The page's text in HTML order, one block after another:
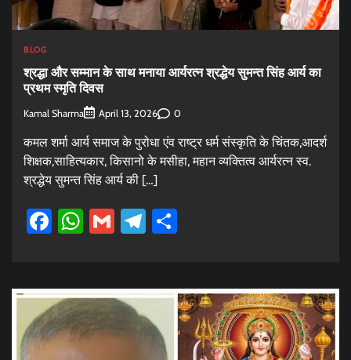
BLOG
श्रद्धा और सम्मान के साथ मनाया आर्यरत्न श्रद्धेय सुमन्त सिंह आर्य का
प्रथम स्मृति दिवस
Kamal Sharma April 13, 2026 0
कमल शर्मा आर्य समाज के पुरोधा एंव राष्ट्र धर्म संस्कृति के चिंतक,आदर्श
शिक्षक,साहित्यकार, किसानो के मसीहा, महान व्यक्तित्व आर्यरत्न स्व.
श्रद्धेय सुमन्त सिंह आर्य की […]
Facebook
WhatsApp
GmailTelegram